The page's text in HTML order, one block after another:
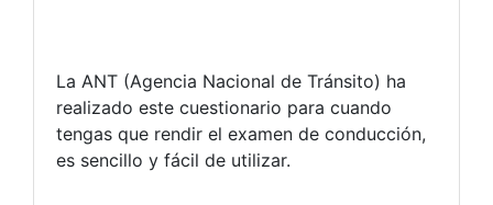
La ANT (Agencia Nacional de Tránsito) ha
realizado este cuestionario para cuando
tengas que rendir el examen de conducción,
es sencillo y fácil de utilizar.